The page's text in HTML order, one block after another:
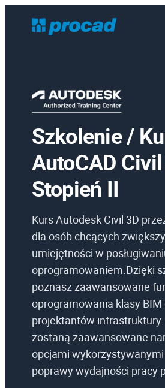
Szkolenie /
AutoCAD
Stopień II
Kurs Autodesk Civil 3D
dla osób chcących
umiejętności w
oprogramowaniem.Dzięki
poznasz zaawansowane
oprogramowania klasy BIM
projektantów
zostaną zaawansowane
opcjami
poprawy wydajności pracy
Oprogramowanie
Szkolenia
Promocje
Wiedza